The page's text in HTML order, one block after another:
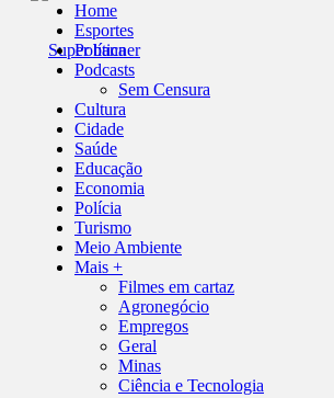
Home
Esportes
Política
Podcasts
Sem Censura
Cultura
Cidade
Saúde
Educação
Economia
Polícia
Turismo
Meio Ambiente
Mais +
Filmes em cartaz
Agronegócio
Empregos
Geral
Minas
Ciência e Tecnologia